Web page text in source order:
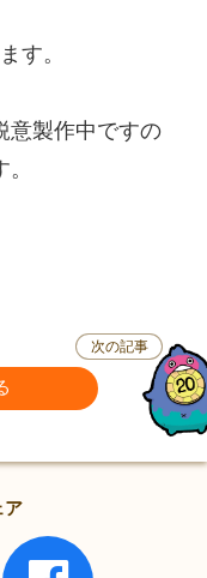
す。
意製作中ですの
次の記事
ア